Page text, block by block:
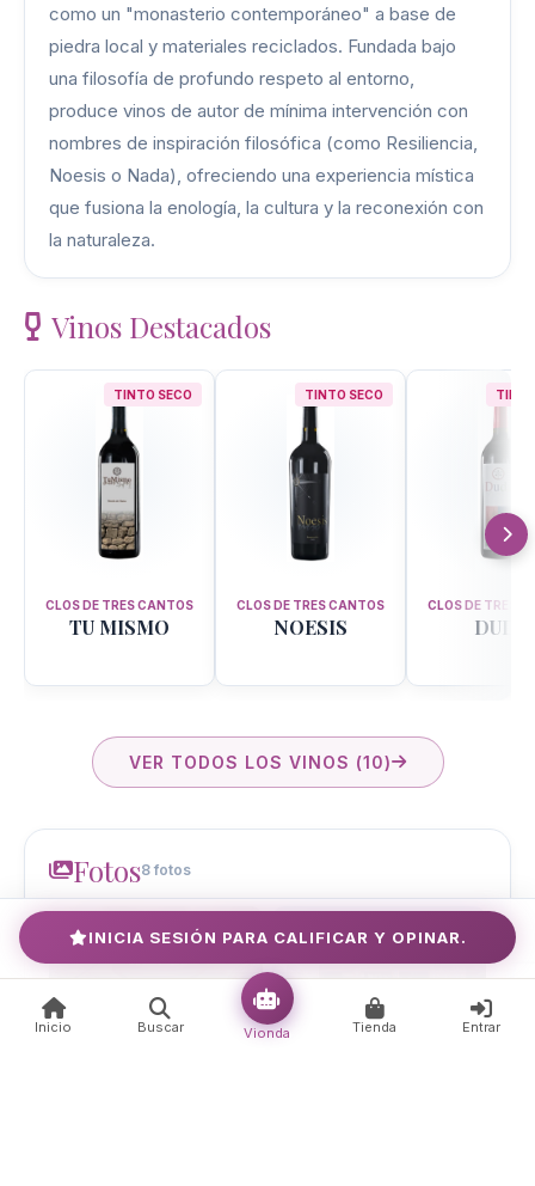
como un "monasterio contemporáneo" a base de
piedra local y materiales reciclados. Fundada bajo
una filosofía de profundo respeto al entorno,
produce vinos de autor de mínima intervención con
nombres de inspiración filosófica (como Resiliencia,
Noesis o Nada), ofreciendo una experiencia mística
que fusiona la enología, la cultura y la reconexión con
la naturaleza.
Vinos Destacados
TINTO SECO
CLOS DE TRES CANTOS
TU MISMO
TINTO SECO
CLOS DE TRES CANTOS
NOESIS
CLOS DE TRES
DUDA
VER TODOS LOS VINOS (10)
Fotos8 fotos
INICIA SESIÓN PARA CALIFICAR Y OPINAR.
Inicio Buscar Vionda Tienda Entrar